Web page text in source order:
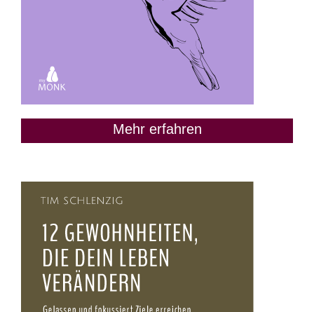
Mehr erfahren